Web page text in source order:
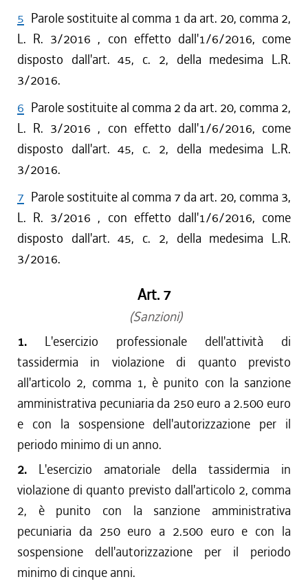
5 Parole sostituite al comma 1 da art. 20, comma 2,
L. R. 3/2016 , con effetto dall'1/6/2016, come
disposto dall'art. 45, c. 2, della medesima L.R.
3/2016.
6 Parole sostituite al comma 2 da art. 20, comma 2,
L. R. 3/2016 , con effetto dall'1/6/2016, come
disposto dall'art. 45, c. 2, della medesima L.R.
3/2016.
7 Parole sostituite al comma 7 da art. 20, comma 3,
L. R. 3/2016 , con effetto dall'1/6/2016, come
disposto dall'art. 45, c. 2, della medesima L.R.
3/2016.
Art. 7
(Sanzioni)
1. L'esercizio professionale dell'attività di
tassidermia in violazione di quanto previsto
all'articolo 2, comma 1, è punito con la sanzione
amministrativa pecuniaria da 250 euro a 2.500 euro
e con la sospensione dell'autorizzazione per il
periodo minimo di un anno.
2. L'esercizio amatoriale della tassidermia in
violazione di quanto previsto dall'articolo 2, comma
2, è punito con la sanzione amministrativa
pecuniaria da 250 euro a 2.500 euro e con la
sospensione dell'autorizzazione per il periodo
minimo di cinque anni.